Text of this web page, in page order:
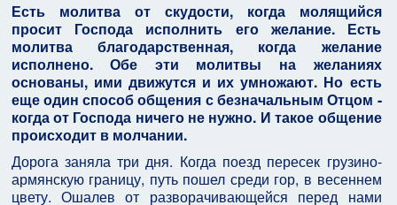
Есть молитва от скудости, когда молящийся
просит Господа исполнить его желание. Есть
молитва благодарственная, когда желание
исполнено. Обе эти молитвы на желаниях
основаны, ими движутся и их умножают. Но есть
еще один способ общения с безначальным Отцом -
когда от Господа ничего не нужно. И такое общение
происходит в молчании.
Дорога заняла три дня. Когда поезд пересек грузино-
армянскую границу, путь пошел среди гор, в весеннем
цвету. Ошалев от разворачивающейся перед нами